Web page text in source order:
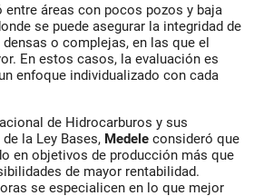
áreas con pocos pozos y baja
se puede asegurar la integridad de
o complejas, en las que el
En estos casos, la evaluación es
enfoque individualizado con cada
de Hidrocarburos y sus
la Ley Bases, Medele consideró que
en objetivos de producción más que
de mayor rentabilidad.
se especialicen en lo que mejor